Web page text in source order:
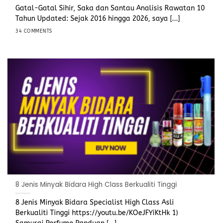
Gatal-Gatal Sihir, Saka dan Santau Analisis Rawatan 10
Tahun Updated: Sejak 2016 hingga 2026, saya [...]
34 COMMENTS
8 Jenis Minyak Bidara High Class Berkualiti Tinggi
8 Jenis Minyak Bidara Specialist High Class Asli
Berkualiti Tinggi https://youtu.be/KOeJFYiKtHk 1)